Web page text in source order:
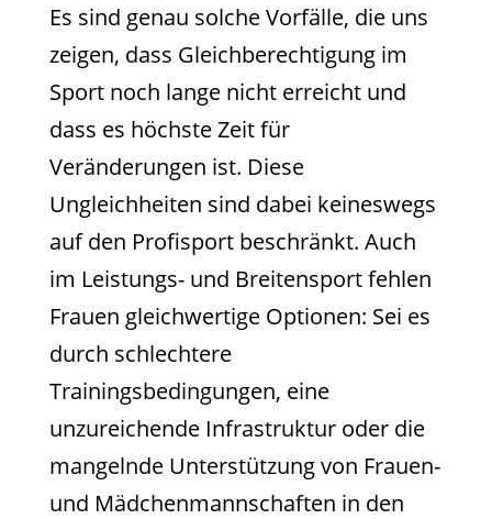
Es sind genau solche Vorfälle, die uns
zeigen, dass Gleichberechtigung im
Sport noch lange nicht erreicht und
dass es höchste Zeit für
Veränderungen ist. Diese
Ungleichheiten sind dabei keineswegs
auf den Profisport beschränkt. Auch
im Leistungs- und Breitensport fehlen
Frauen gleichwertige Optionen: Sei es
durch schlechtere
Trainingsbedingungen, eine
unzureichende Infrastruktur oder die
mangelnde Unterstützung von Frauen-
und Mädchenmannschaften in den